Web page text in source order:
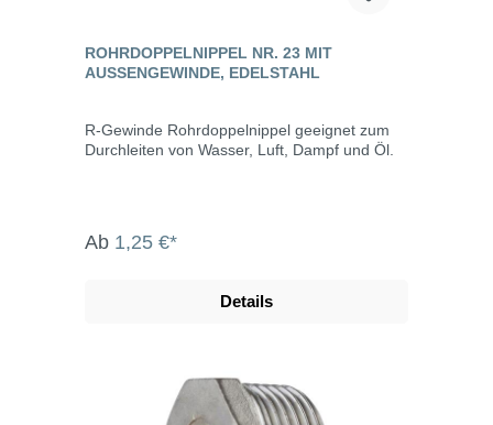
ROHRDOPPELNIPPEL NR. 23 MIT
AUSSENGEWINDE, EDELSTAHL
R-Gewinde Rohrdoppelnippel geeignet zum
Durchleiten von Wasser, Luft, Dampf und Öl.
Ab 1,25 €*
Details